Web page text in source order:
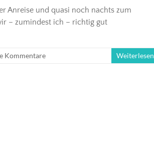
Anreise und quasi noch nachts zum
– zumindest ich – richtig gut
Kommentare Weiterlesen